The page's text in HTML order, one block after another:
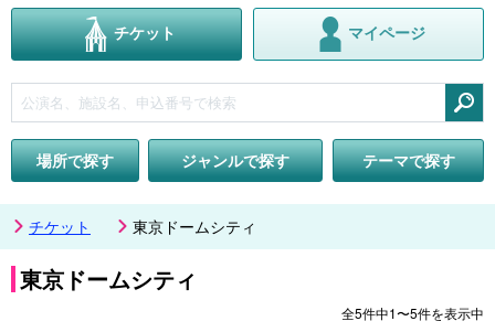
チケット マイページ
場所で探す
ジャンルで探す テーマで探す
チケット 東京ドームシティ
東京ドームシティ
全5件中1〜5件を表示中